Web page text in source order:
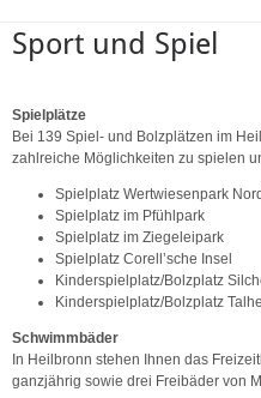
Sport und Spiel
Spielplätze
Bei 139 Spiel- und Bolzplätzen im
zahlreiche Möglichkeiten zu spielen
Spielplatz Wertwiesenpark
Spielplatz im Pfühlpark
Spielplatz im Ziegeleipark
Spielplatz Corell’sche Insel
Kinderspielplatz/Bolzplatz
Kinderspielplatz/Bolzplatz
Schwimmbäder
In Heilbronn stehen Ihnen das
ganzjährig sowie drei Freibäder von